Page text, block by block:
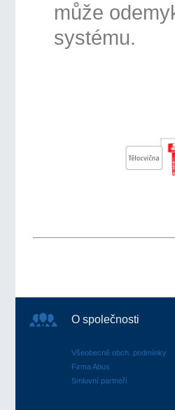
může
systému.
O společnosti
Všeobecně obch. podmínky
Firma Abus
Smluvní partneři